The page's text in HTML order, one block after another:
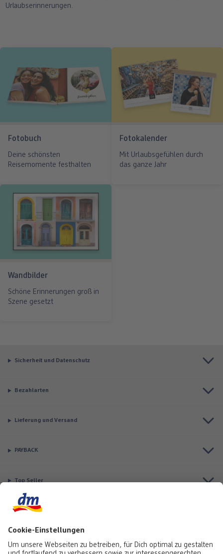
Urlaubserinnerungen.
Fotobuch
Deine schönsten
Reisemomente festhalten
Fotokalender
Mit Urlaubsgefühlen durch
das ganze Jahr
Wandbilder
Schöne Erinnerungen groß in
Szene gesetzt
Sicherheit und Datenschutz
Bezahlarten
Lieferung und Versand
PAYBACK
Top Seller
Aktuell besonders beliebt
Service & Auftragsstatus